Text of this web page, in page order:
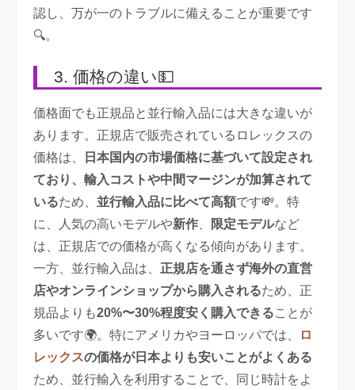
認し、万が一のトラブルに備えることが重要です
🔍。
3. 価格の違い💵
価格面でも正規品と並行輸入品には大きな違いが
あります。正規店で販売されているロレックスの
価格は、
日本国内の市場価格に基づいて設定され
ており、輸入コストや中間マージンが加算されて
いるため、 並行輸入品に比べて高額です💸。特
に、人気の高いモデルや新作 限定モデルなど
は、正規店での価格が高くなる傾向があります。
一方、並行輸入品は、 正規店を通さず海外の直営
店やオンラインショップから購入されるため、正
規品よりも20%〜30%程度安く購入できることが
多いです🌍。特にアメリカやヨーロッパでは、
ロ
レックスの価格が日本よりも安いことがよくある
ため、並行輸入を利用することで、同じ時計をよ